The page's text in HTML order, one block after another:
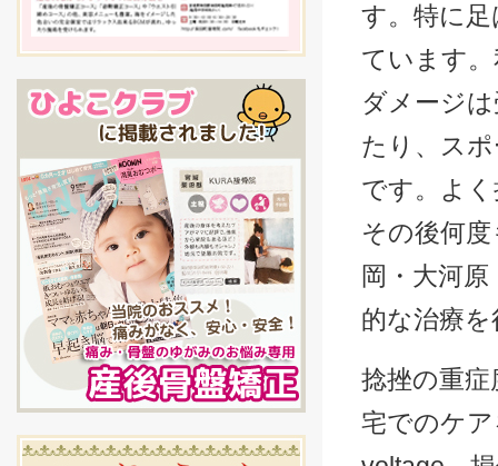
す。特に
ています
ダメージ
たり、ス
です。よ
その後何
岡・大河
的な治療
捻挫の重
宅でのケ